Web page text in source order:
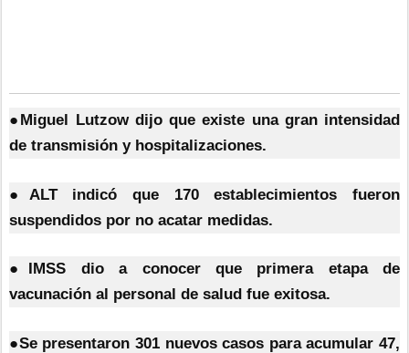
●Miguel Lutzow dijo que existe una gran intensidad
de transmisión y hospitalizaciones.
●ALT indicó que 170 establecimientos fueron
suspendidos por no acatar medidas.
●IMSS dio a conocer que primera etapa de
vacunación al personal de salud fue exitosa.
●Se presentaron 301 nuevos casos para acumular 47,